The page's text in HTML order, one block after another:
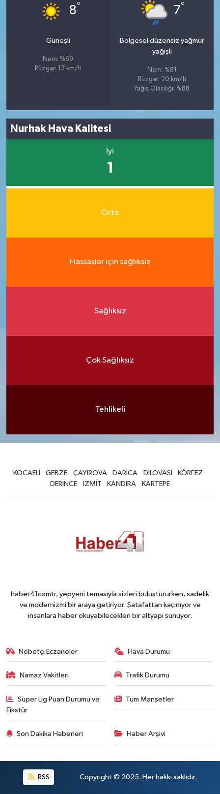
8°
Güneşli
Nem: %69
Rüzgar: 17 km/h
7°
Bölgesel düzensiz yağmur
yağışlı
Nem: %81
Rüzgar: 20 km/h
Yağış Olasılığı: %88
Nurhak Hava Kalitesi
İyi
1
Orta
Hassaslar için sağlıksız
Sağlıksız
Çok Sağlıksız
Tehlikeli
KOCAELİ GEBZE ÇAYIROVA DARICA DİLOVASI
KÖRFEZ
DERİNCE
İZMİT KANDIRA KARTEPE
haber41comtr, yepyeni temasıyla sizleri buluştururken, sadelik
ve modernizmi bir araya getiriyor. Şatafattan kaçınıyor ve
insanlara haber okuyabilecekleri bir altyapı sunuyor.
Nöbetçi Eczaneler Hava Durumu
Namaz Vakitleri Trafik Durumu
Süper Lig Puan Durumu ve
Fikstür
Tüm Manşetler
Son Dakika Haberleri Haber Arşivi
RSS Copyright © 2025. Her hakkı saklıdır.